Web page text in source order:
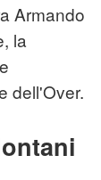
Armando
la
dell'Over.